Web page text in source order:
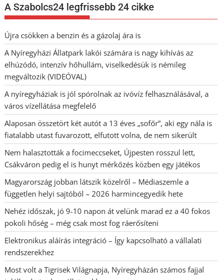
A Szabolcs24 legfrissebb 24 cikke
Újra csökken a benzin és a gázolaj ára is
A Nyíregyházi Állatpark lakói számára is nagy kihívás az
elhúzódó, intenzív hőhullám, viselkedésük is némileg
megváltozik (VIDEÓVAL)
A nyíregyháziak is jól spórolnak az ivóvíz felhasználásával, a
város vízellátása megfelelő
Alaposan összetört két autót a 13 éves „sofőr”, aki egy nála is
fiatalabb utast fuvarozott, elfutott volna, de nem sikerült
Nem halasztották a focimeccseket, Újpesten rosszul lett,
Csákváron pedig el is hunyt mérkőzés közben egy játékos
Magyarország jobban látszik közelről – Médiaszemle a
független helyi sajtóból – 2026 harmincegyedik hete
Nehéz időszak, jó 9-10 napon át velünk marad ez a 40 fokos
pokoli hőség – még csak most fog ráerősíteni
Elektronikus aláírás integráció – Így kapcsolható a vállalati
rendszerekhez
Most volt a Tigrisek Világnapja, Nyíregyházán számos fajjal